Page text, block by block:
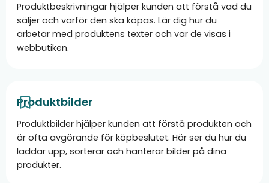
Produktbeskrivningar hjälper kunden att förstå vad du
säljer och varför den ska köpas. Lär dig hur du
arbetar med produktens texter och var de visas i
webbutiken.
Produktbilder
Produktbilder hjälper kunden att förstå produkten och
är ofta avgörande för köpbeslutet. Här ser du hur du
laddar upp, sorterar och hanterar bilder på dina
produkter.